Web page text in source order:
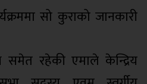
सो कुराको जानकारी
समेत रहेकी एमाले केन्द्रिय